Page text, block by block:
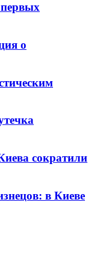
о
сократили
в Киеве